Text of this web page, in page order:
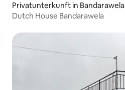
Privatunterkunft in Bandarawela
Dutch House Bandarawela